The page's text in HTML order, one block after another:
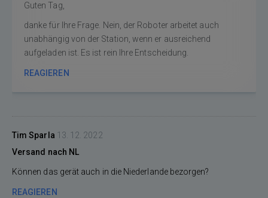
Guten Tag,
danke für Ihre Frage. Nein, der Roboter arbeitet auch
unabhängig von der Station, wenn er ausreichend
aufgeladen ist. Es ist rein Ihre Entscheidung.
REAGIEREN
Tim Sparla 13. 12. 2022
Versand nach NL
Können das gerät auch in die Niederlande bezorgen?
REAGIEREN